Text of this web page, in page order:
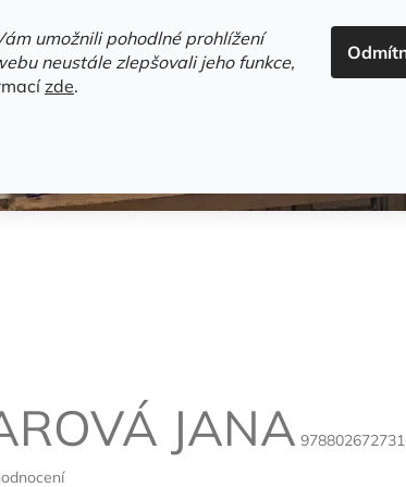
umožnili pohodlné prohlížení
neustále zlepšovali jeho funkce,
zde.
HLEDAT
JANA